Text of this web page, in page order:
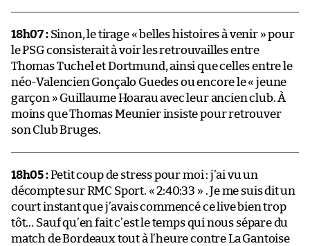
18h07 :Sinon, le tirage « belles histoires à venir » pour
le PSG consisterait à voir les retrouvailles entre
Thomas Tuchel et Dortmund, ainsi que celles entre le
néo-Valencien Gonçalo Guedes ou encore le « jeune
garçon » Guillaume Hoarau avec leur ancien club. À
moins que Thomas Meunier insiste pour retrouver
son Club Bruges.
18h05 :Petit coup de stress pour moi : j’ai vu un
décompte sur RMC Sport. « 2:40:33 » . Je me suis dit un
court instant que j’avais commencé ce live bien trop
tôt… Sauf qu’en fait c’est le temps qui nous sépare du
match de Bordeaux tout à l’heure contre La Gantoise